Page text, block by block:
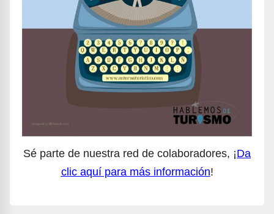
Sé parte de nuestra red de colaboradores, ¡Da
clic aquí para más información!